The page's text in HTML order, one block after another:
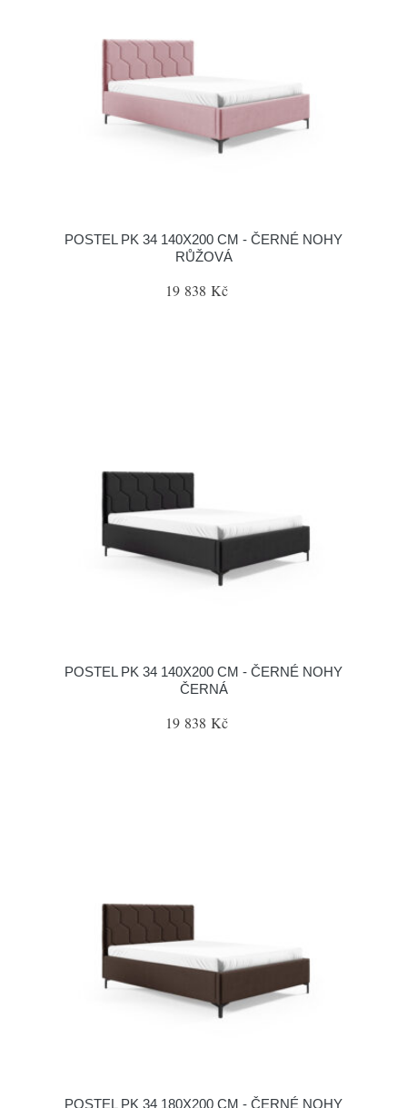
POSTEL PK 34 140X200 CM - ČERNÉ NOHY
RŮŽOVÁ
19 838 Kč
POSTEL PK 34 140X200 CM - ČERNÉ NOHY
ČERNÁ
19 838 Kč
POSTEL PK 34 180X200 CM - ČERNÉ NOHY